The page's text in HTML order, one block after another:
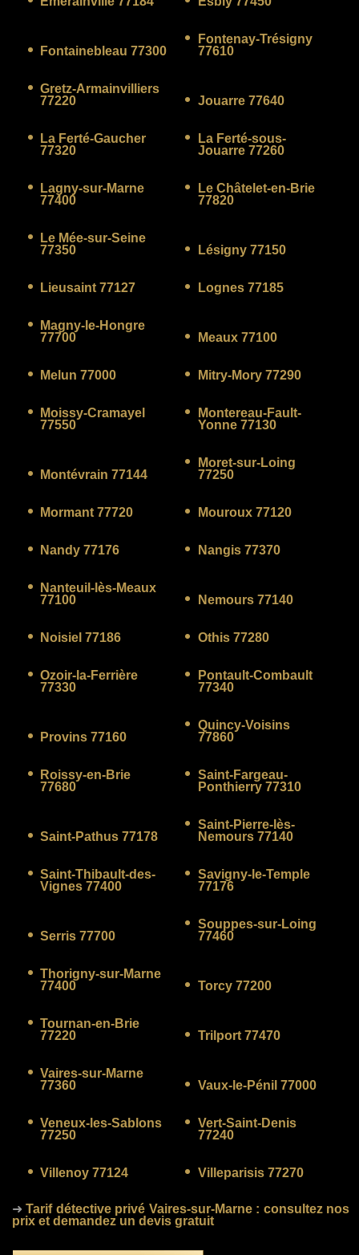
Fontainebleau 77300
Fontenay-Trésigny
77610
Gretz-Armainvilliers
77220
Jouarre 77640
La Ferté-Gaucher
77320
La Ferté-sous-
Jouarre 77260
Lagny-sur-Marne
77400
Le Châtelet-en-Brie
77820
Le Mée-sur-Seine
77350
Lésigny 77150
Lieusaint 77127 Lognes 77185
Magny-le-Hongre
77700
Meaux 77100
Melun 77000 Mitry-Mory 77290
Moissy-Cramayel
77550
Montereau-Fault-
Yonne 77130
Montévrain 77144
Moret-sur-Loing
77250
Mormant 77720 Mouroux 77120
Nandy 77176 Nangis 77370
Nanteuil-lès-Meaux
77100
Nemours 77140
Noisiel 77186 Othis 77280
Ozoir-la-Ferrière
77330
Pontault-Combault
77340
Provins 77160
Quincy-Voisins
77860
Roissy-en-Brie
77680
Saint-Fargeau-
Ponthierry 77310
Saint-Pathus 77178
Saint-Pierre-lès-
Nemours 77140
Saint-Thibault-des-
Vignes 77400
Savigny-le-Temple
77176
Serris 77700
Souppes-sur-Loing
77460
Thorigny-sur-Marne
77400
Torcy 77200
Tournan-en-Brie
77220
Trilport 77470
Vaires-sur-Marne
77360
Vaux-le-Pénil 77000
Veneux-les-Sablons
77250
Vert-Saint-Denis
77240
Villenoy 77124 Villeparisis 77270
➜Tarif détective privé Vaires-sur-Marne: consultez nos
prix et demandez un devis gratuit